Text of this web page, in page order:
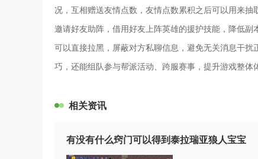
况，互相赠送友情点数，友情点数累积之后可以用来
邀请好友助阵，借用好友上阵英雄的援护技能，降低
可以直接拉黑，屏蔽对方私聊信息，避免无关消息干
巧，还能组队参与帮派活动、跨服赛事，提升游戏整体
相关资讯
有没有什么窍门可以得到泰拉瑞亚狼人宝宝